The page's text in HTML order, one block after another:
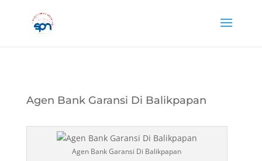
Agen Bank Garansi Di Balikpapan
Agen Bank Garansi Di Balikpapan